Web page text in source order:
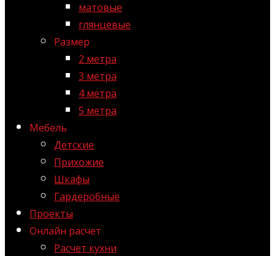
матовые
глянцевые
Размер
2 метра
3 метра
4 метра
5 метра
Мебель
Детские
Прихожие
Шкафы
Гардеробные
Проекты
Онлайн расчет
Расчет кухни